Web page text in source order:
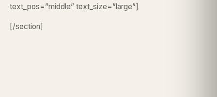
text_pos=”middle” text_size=”large”]
[/section]